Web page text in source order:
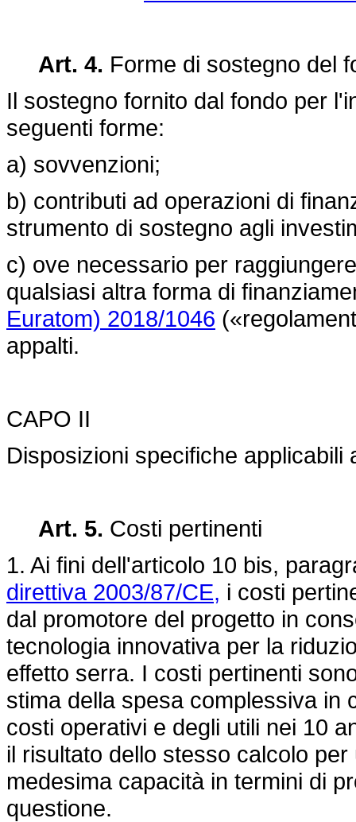
Art. 4. Forme di sostegno del
Il sostegno fornito dal fondo per
seguenti forme:
a) sovvenzioni;
b) contributi ad operazioni di
strumento di sostegno agli
c) ove necessario per
qualsiasi altra forma di
Euratom) 2018/1046
appalti.
CAPO II
Disposizioni specifiche applicabili
Art. 5. Costi pertinenti
1. Ai fini dell'articolo 10 bis,
direttiva 2003/87/CE, i costi
dal promotore del progetto in
tecnologia innovativa per la
effetto serra. I costi pertinenti
stima della spesa complessiva in
costi operativi e degli utili nei 10
il risultato dello stesso calcolo
medesima capacità in termini di
questione.